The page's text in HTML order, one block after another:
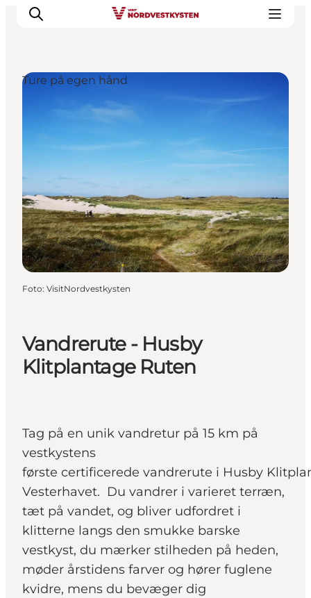
Feriesteder
Handicapvenlig ferie
Overnatning
Planlæg din ferie
Vandrerute - Husby
Klitplantage Ruten
Tag på en unik vandretur på 15 km på
vestkystens
første certificerede vandrerute i Husby
Vesterhavet. Du vandrer i varieret terræn,
tæt på vandet, og bliver udfordret i
klitterne langs den smukke barske
vestkyst, du mærker stilheden på heden,
møder årstidens farver og hører fuglene
kvidre, mens du bevæger dig
Ture på egen hånd
Foto: VisitNordvestkysten